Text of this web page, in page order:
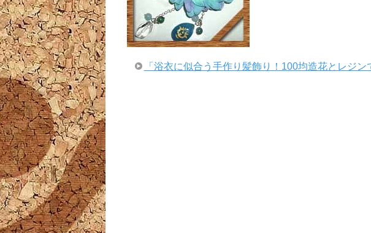
「浴衣に似合う手作り髪飾り！100均造花とレジ